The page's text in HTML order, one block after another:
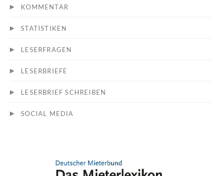
KOMMENTAR
STATISTIKEN
LESERFRAGEN
LESERBRIEFE
LESERBRIEF SCHREIBEN
SOCIAL MEDIA